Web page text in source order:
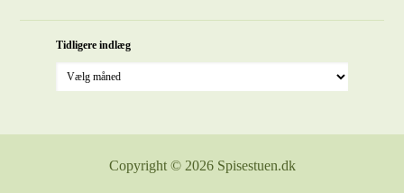
Tidligere indlæg
Copyright © 2026 Spisestuen.dk